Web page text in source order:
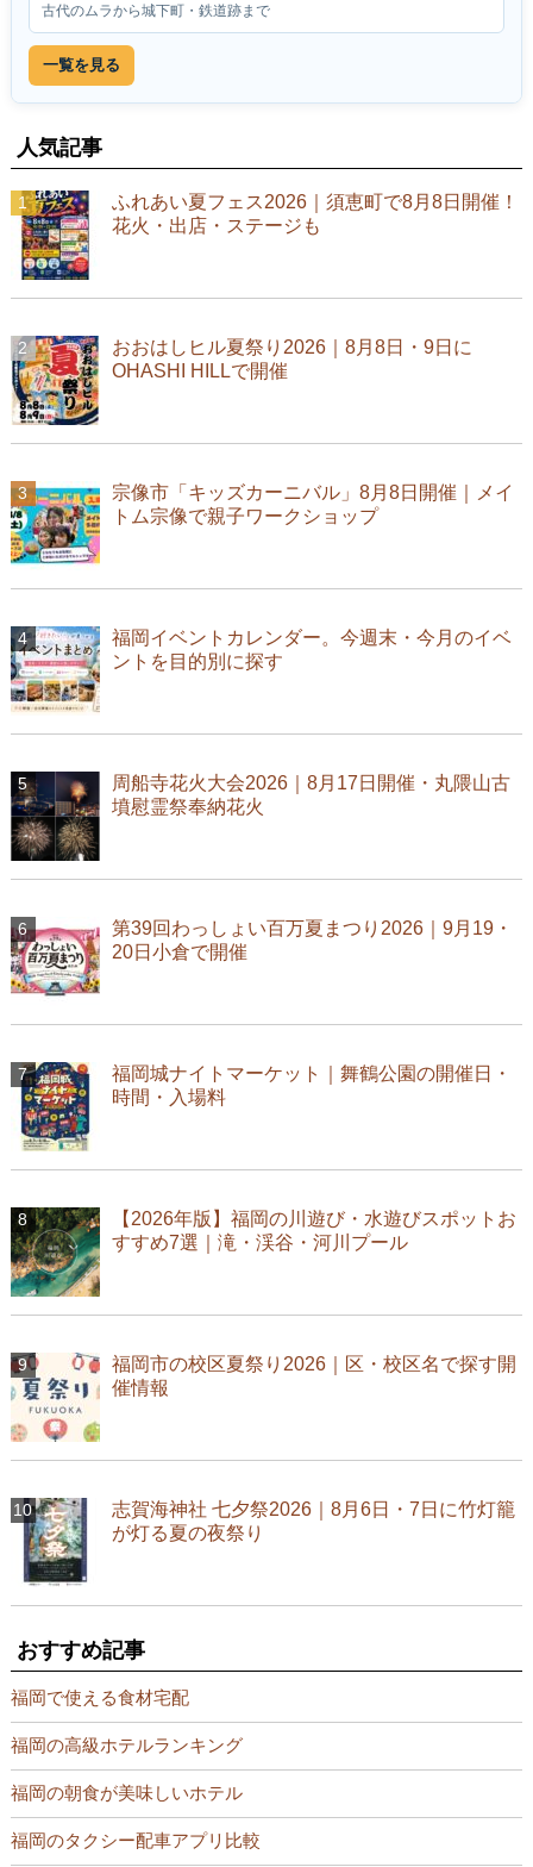
古代のムラから城下町・鉄道跡まで
一覧を見る
人気記事
ふれあい夏フェス2026｜須恵町で8月8日開催！
花火・出店・ステージも
おおはしヒル夏祭り2026｜8月8日・9日に
OHASHI HILLで開催
宗像市「キッズカーニバル」8月8日開催｜メイ
トム宗像で親子ワークショップ
福岡イベントカレンダー。今週末・今月のイベ
ントを目的別に探す
周船寺花火大会2026｜8月17日開催・丸隈山古
墳慰霊祭奉納花火
第39回わっしょい百万夏まつり2026｜9月19・
20日小倉で開催
福岡城ナイトマーケット｜舞鶴公園の開催日・
時間・入場料
【2026年版】福岡の川遊び・水遊びスポットお
すすめ7選｜滝・渓谷・河川プール
福岡市の校区夏祭り2026｜区・校区名で探す開
催情報
志賀海神社 七夕祭2026｜8月6日・7日に竹灯籠
が灯る夏の夜祭り
おすすめ記事
福岡で使える食材宅配
福岡の高級ホテルランキング
福岡の朝食が美味しいホテル
福岡のタクシー配車アプリ比較